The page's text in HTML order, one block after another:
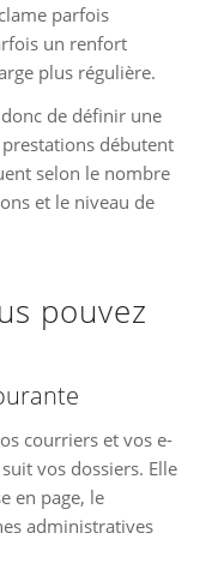
parfois
un renfort
plus régulière.
de définir une
débutent
selon le nombre
et le niveau de
pouvez
courriers et vos e-
vos dossiers. Elle
en page, le
administratives